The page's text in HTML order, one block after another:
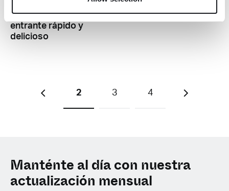
cannábicos: un
entrante rápido y
delicioso
2 3 4
Manténte al día con nuestra
actualización mensual